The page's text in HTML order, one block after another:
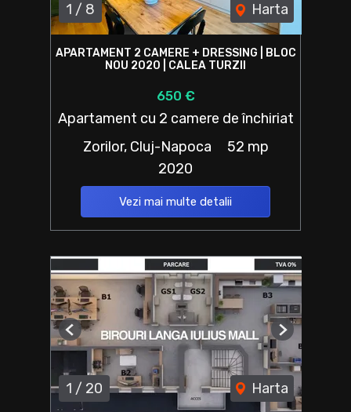
1 / 8 Harta
APARTAMENT 2 CAMERE + DRESSING | BLOC
NOU 2020 | CALEA TURZII
650 €
Apartament cu 2 camere de închiriat
Zorilor, Cluj-Napoca
52 mp
2020
Vezi mai multe detalii
1 / 20 Harta
Previous Next